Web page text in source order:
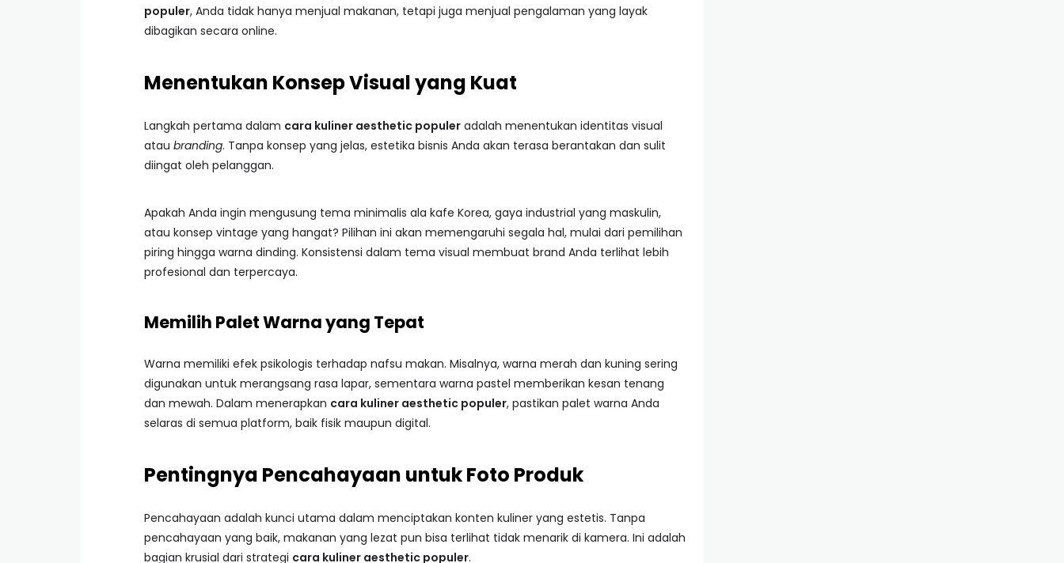
populer, Anda tidak hanya menjual makanan, tetapi juga menjual pengalaman yang layak
dibagikan secara online.
Menentukan Konsep Visual yang Kuat
Langkah pertama dalam cara kuliner aesthetic populer adalah menentukan identitas visual
atau branding. Tanpa konsep yang jelas, estetika bisnis Anda akan terasa berantakan dan sulit
diingat oleh pelanggan.
Apakah Anda ingin mengusung tema minimalis ala kafe Korea, gaya industrial yang maskulin,
atau konsep vintage yang hangat? Pilihan ini akan memengaruhi segala hal, mulai dari pemilihan
piring hingga warna dinding. Konsistensi dalam tema visual membuat brand Anda terlihat lebih
profesional dan terpercaya.
Memilih Palet Warna yang Tepat
Warna memiliki efek psikologis terhadap nafsu makan. Misalnya, warna merah dan kuning sering
digunakan untuk merangsang rasa lapar, sementara warna pastel memberikan kesan tenang
dan mewah. Dalam menerapkan cara kuliner aesthetic populer, pastikan palet warna Anda
selaras di semua platform, baik fisik maupun digital.
Pentingnya Pencahayaan untuk Foto Produk
Pencahayaan adalah kunci utama dalam menciptakan konten kuliner yang estetis. Tanpa
pencahayaan yang baik, makanan yang lezat pun bisa terlihat tidak menarik di kamera. Ini adalah
bagian krusial dari strategi cara kuliner aesthetic populer.